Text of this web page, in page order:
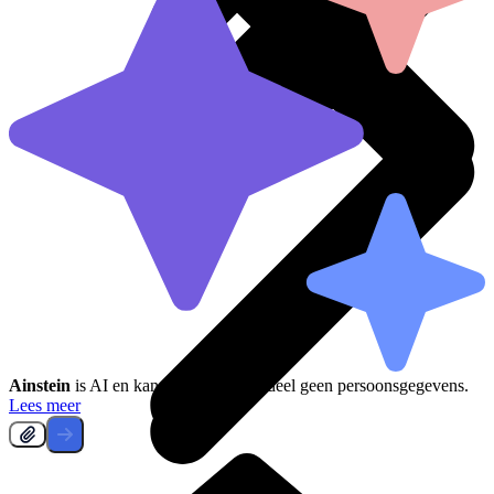
Ainstein is AI en kan fouten maken, deel geen persoonsgegevens.
Lees meer